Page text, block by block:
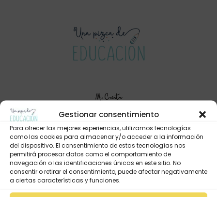
Gestionar consentimiento
Para ofrecer las mejores experiencias, utilizamos tecnologías
como las cookies para almacenar y/o acceder a la información
del dispositivo. El consentimiento de estas tecnologías nos
permitirá procesar datos como el comportamiento de
navegación o las identificaciones únicas en este sitio. No
consentir o retirar el consentimiento, puede afectar negativamente
a ciertas características y funciones.
Mi Cuenta
Lista de deseos
Mi Perfil
Descargas
Estado de mi pedido
Preguntas Frecuentes